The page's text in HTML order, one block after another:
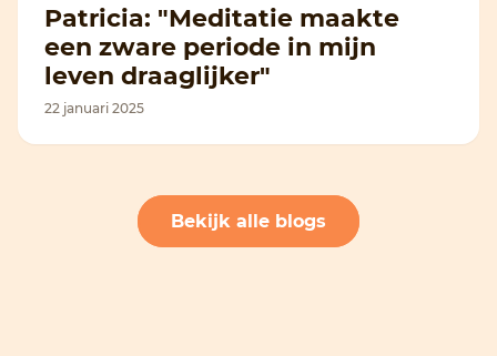
Patricia: "Meditatie maakte
een zware periode in mijn
leven draaglijker"
22 januari 2025
Bekijk alle blogs